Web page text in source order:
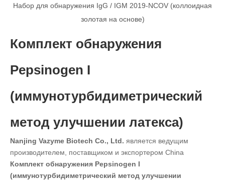
Набор для обнаружения IgG / IGM 2019-NCOV (коллоидная
золотая на основе)
Комплект обнаружения
Pepsinogen I
(иммунотурбидиметрический
метод улучшении латекса)
Nanjing Vazyme Biotech Co., Ltd. является ведущим
производителем, поставщиком и экспортером China
Комплект обнаружения Pepsinogen I
(иммунотурбидиметрический метод улучшении